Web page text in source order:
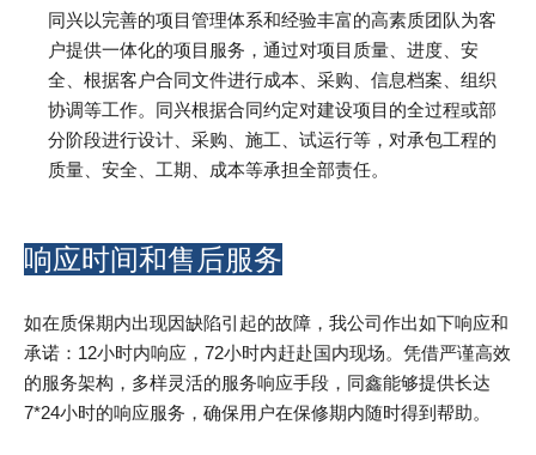
同兴以完善的项目管理体系和经验丰富的高素质团队为客
户提供一体化的项目服务，通过对项目质量、进度、安
全、根据客户合同文件进行成本、采购、信息档案、组织
协调等工作。同兴根据合同约定对建设项目的全过程或部
分阶段进行设计、采购、施工、试运行等，对承包工程的
质量、安全、工期、成本等承担全部责任。
响应时间和售后服务
如在质保期内出现因缺陷引起的故障，我公司作出如下响应和
承诺：12小时内响应，72小时内赶赴国内现场。凭借严谨高效
的服务架构，多样灵活的服务响应手段，同鑫能够提供长达
7*24小时的响应服务，确保用户在保修期内随时得到帮助。